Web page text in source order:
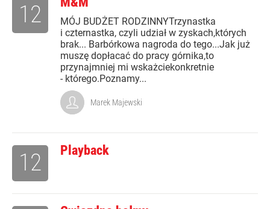
MÓJ BUDŻET RODZINNYTrzynastka
i czternastka, czyli udział w zyskach,których
brak... Barbórkowa nagroda do tego...Jak już
muszę dopłacać do pracy górnika,to
przynajmniej mi wskażciekonkretnie
- którego.Poznamy...
12
Marek Majewski
Playback
12